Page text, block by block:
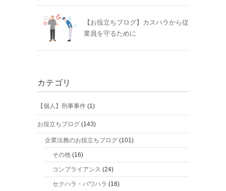
【お役立ちブログ】カスハラから従
業員を守るために
カテゴリ
【個人】刑事事件 (1)
お役立ちブログ (143)
企業法務のお役立ちブログ (101)
その他 (16)
コンプライアンス (24)
セクハラ・パワハラ (18)